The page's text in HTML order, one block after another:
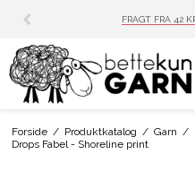
FRAGT FRA 42 KR.
Forside / Produktkatalog / Garn /
Drops Fabel - Shoreline print